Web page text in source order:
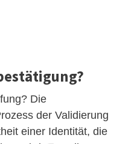
Die
der Validierung
einer Identität, die